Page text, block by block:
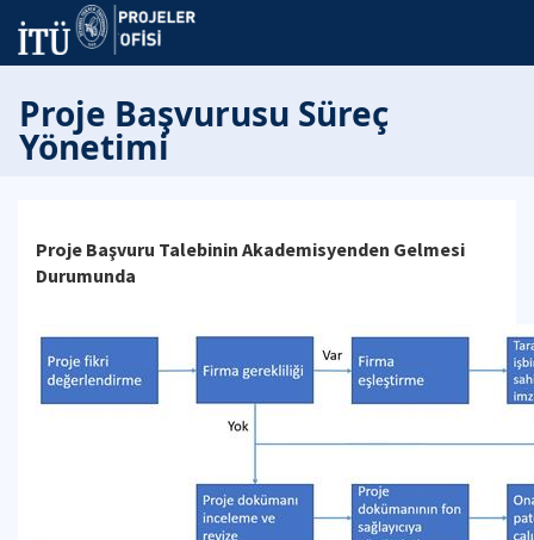
Proje Başvurusu Süreç
Yönetimi
Proje Başvuru Talebinin Akademisyenden Gelmesi
Durumunda